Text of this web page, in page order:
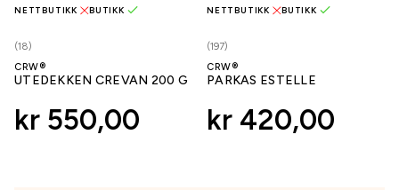
(18)
NETTBUTIKK BUTIKK
CRW®
UTEDEKKEN CREVAN 200 G
kr 550,00
(197)
NETTBUTIKK BUTIKK
CRW®
PARKAS ESTELLE
kr 420,00